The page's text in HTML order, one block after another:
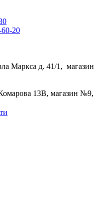
20
Маркса д. 41/1, магазин
13В, магазин №9,